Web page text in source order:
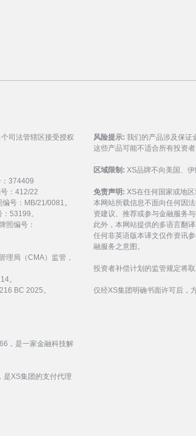
司法管辖区接受授权
374409
：412/22
号：MB/21/0081。
53199。
照编号：
理局（CMA）监管，
。
BC 2025。
，是一家金融科技解
是XS集团的支付代理
风险提示: 我们的产品涉及保证
这些产品可能不适合所有投资
区域限制: XS品牌不向美国、
免责声明: XS在任何国家或地
本网站所载信息不面向任何因
资建议、推荐或参与金融服务
此外，本网站提供的多语言翻
任何非英语版本译文仅作资讯
融服务之意图。
投资者补偿计划的监管规定将
仅经XS集团明确书面许可后，